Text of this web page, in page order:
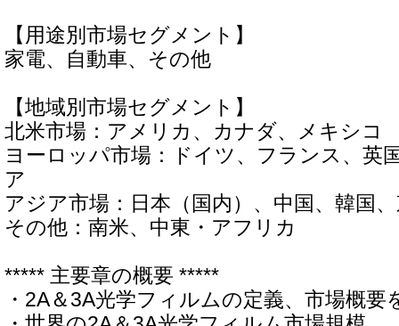
【用途別市場セグメント】
家電、自動車、その他
【地域別市場セグメント】
北米市場：アメリカ、カナダ、メキシコ
ヨーロッパ市場：ドイツ、フランス、英
ア
アジア市場：日本（国内）、中国、韓国
その他：南米、中東・アフリカ
***** 主要章の概要 *****
・2A＆3A光学フィルムの定義、市場概要